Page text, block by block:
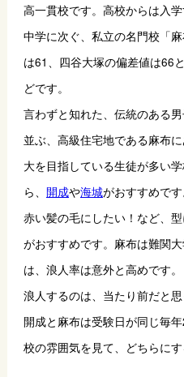
高一貫校です。高校からは入学
中学に次ぐ、私立の名門校「
は61、四谷大塚の偏差値は66
どです。
言わずと知れた、伝統のある
並ぶ、高級住宅地である麻布
大を目指している生徒が多い
ら、 開成や海城がおすすめです
赤い髪の毛にしたい！など、
がおすすめです。麻布は難関
は、浪人率は意外と高めです。
浪人するのは、当たり前だと
開成と麻布は受験日が同じ毎
校の雰囲気を見て、どちらにす